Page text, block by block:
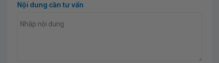
Nội dung cần tư vấn